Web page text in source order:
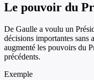
Le pouvoir du
De Gaulle a voulu un
décisions importantes sans
augmenté les pouvoirs du
précédents.
Exemple